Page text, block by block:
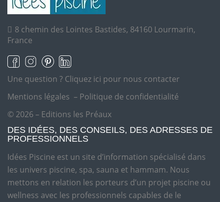
8 chemin des Lointes Bastides, 84160 Lourmarin,
France
Une question ? Cliquez ici pour nous contacter
Mentions légales – Politique de confidentialité
© 2026 – Editions les Préaux
DES IDÉES, DES CONSEILS, DES ADRESSES DE
PROFESSIONNELS
Idées Piscine est un site d’information spécialisé dans
les univers piscine, spa, sauna et hammam. Nous
mettons en relation les porteurs d’un projet piscine ou
wellness avec les professionnels capables de le